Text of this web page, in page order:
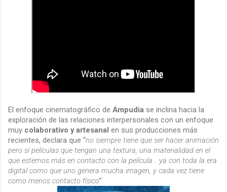
El enfoque cinematográfico de Ampudia se inclina hacia la
exploración de las relaciones interpersonales con un enfoque
muy colaborativo y artesanal en sus producciones más
recientes, declara que “no siempre tiene que ser hacer animación
pero sí películas que tengan una textura, una materialidad en el
que estemos más en contacto con la película… ya con toda la era
digital como que uno genera mucha imagen, y cada vez tiene
como menos contacto físico”